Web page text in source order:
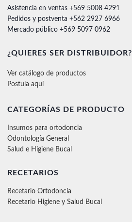
Asistencia en ventas +569 5008 4291
Pedidos y postventa +562 2927 6966
Mercado público +569 5097 0962
¿QUIERES SER DISTRIBUIDOR?
Ver catálogo de productos
Postula aquí
CATEGORÍAS DE PRODUCTO
Insumos para ortodoncia
Odontología General
Salud e Higiene Bucal
RECETARIOS
Recetario Ortodoncia
Recetario Higiene y Salud Bucal